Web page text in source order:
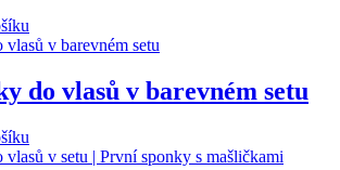
do vlasů v barevném setu